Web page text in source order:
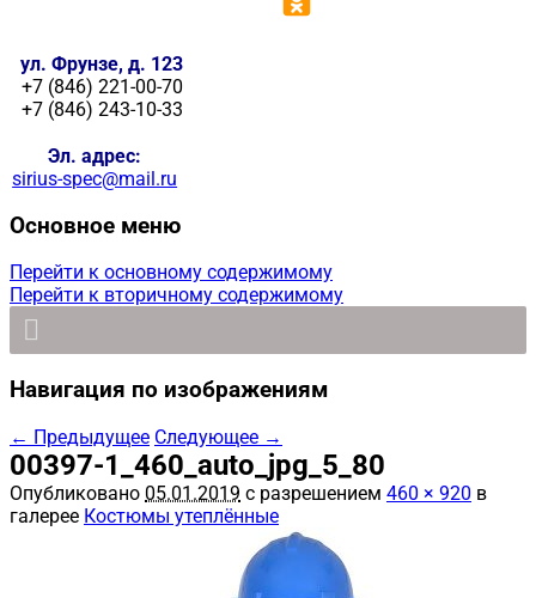
ул. Фрунзе, д. 123
+7 (846) 221-00-70
+7 (846) 243-10-33
Эл. адрес:
sirius-spec@mail.ru
Основное меню
Перейти к основному содержимому
Перейти к вторичному содержимому
Навигация по изображениям
← Предыдущее Следующее →
00397-1_460_auto_jpg_5_80
Опубликовано 05.01.2019 с разрешением 460 × 920 в
галерее Костюмы утеплённые